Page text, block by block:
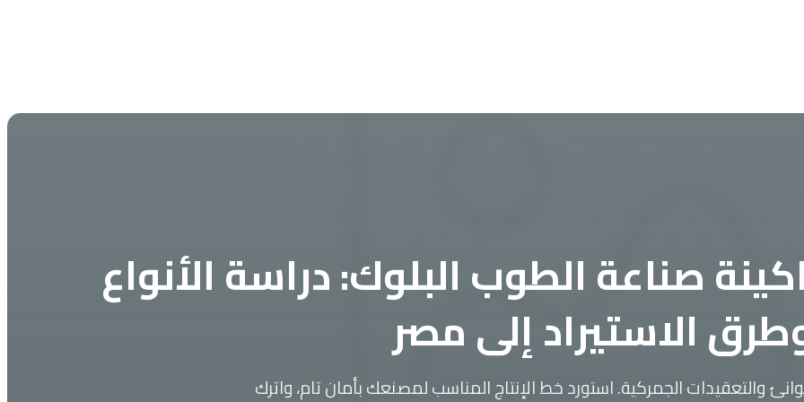
صناعة الطوب البلوك: دراسة الأنواع
الاستيراد إلى مصر
والتعقيدات الجمركية. استورد خط الإنتاج المناسب لمصنعك بأمان تام، واترك